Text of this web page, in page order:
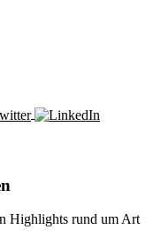
Highlights rund um Art